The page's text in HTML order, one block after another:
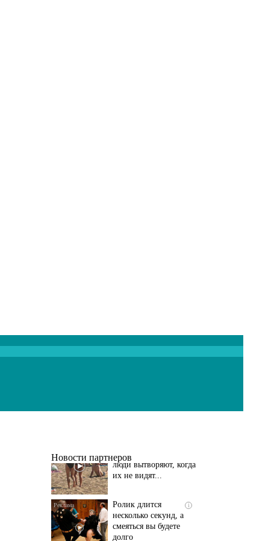
Новости партнеров
i
Ролик длится
несколько секунд, а
долго
Королева вагона